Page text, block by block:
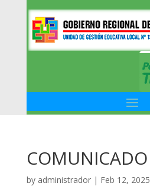
COMUNICADO
by administrador| Feb 12, 2025